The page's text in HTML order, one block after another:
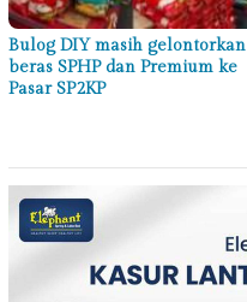
Bulog DIY masih gelontorkan
beras SPHP dan Premium ke
Pasar SP2KP